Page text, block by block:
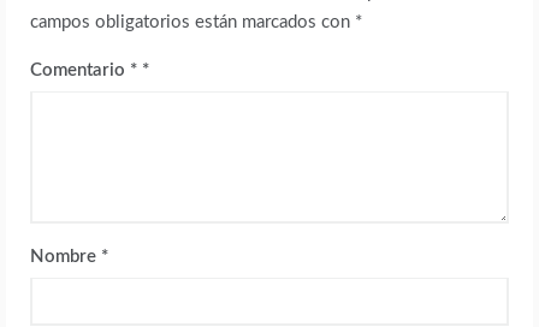
campos obligatorios están marcados con *
Comentario *
Nombre *